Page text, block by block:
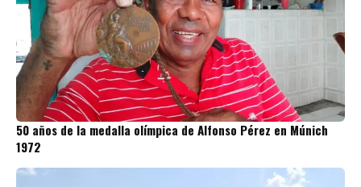
50 años de la medalla olímpica de Alfonso Pérez en Múnich
1972